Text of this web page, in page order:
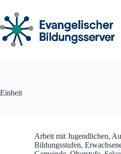
Inhalt
springen
Einheit
Arbeit mit Jugendlichen,
Bildungsstufen,